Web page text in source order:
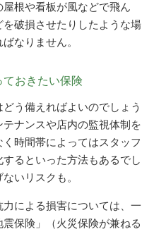
根や看板が風などで飛ん
破損させたりしたような場
なりません。
おきたい保険
う備えればよいのでしょう
ナンスや店内の監視体制を
時間帯によってはスタッフ
るといった方法もあるでし
いリスクも。
による損害については、一
保険」（火災保険が兼ねる